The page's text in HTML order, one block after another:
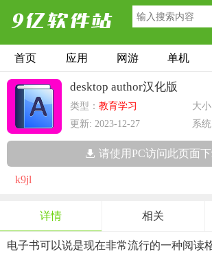
首页 应用 网游 单机
desktop author汉化版
类型： 教育学习
大
更新: 2023-12-27
系
请使用PC访问此页面
k9jl
详情 相关
电子书可以说是现在非常流行的一种阅读